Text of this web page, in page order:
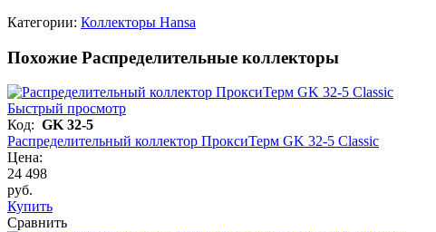
Категории: Коллекторы Hansa
Похожие Распределительные коллекторы
Быстрый просмотр
Код: GK 32-5
Распределительный коллектор ПроксиТерм GK 32-5 Classic
Цена:
24 498
руб.
Купить
Сравнить